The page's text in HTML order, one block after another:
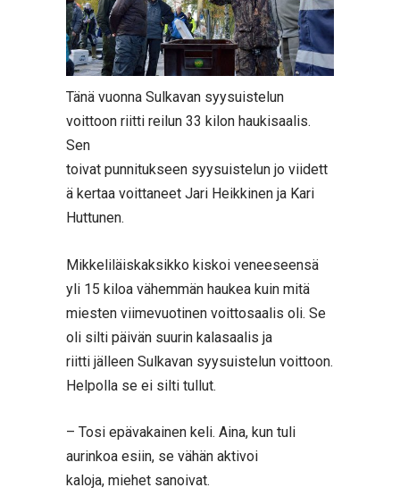
Tänä vuonna Sulkavan syysuistelun
voittoon riitti reilun 33 kilon haukisaalis.
Sen
toivat punnitukseen syysuistelun jo viidett
ä kertaa voittaneet Jari Heikkinen ja Kari
Huttunen.
Mikkeliläiskaksikko kiskoi veneeseensä
yli 15 kiloa vähemmän haukea kuin mitä
miesten viimevuotinen voittosaalis oli. Se
oli silti päivän suurin kalasaalis ja
riitti jälleen Sulkavan syysuistelun voittoon.
Helpolla se ei silti tullut.
– Tosi epävakainen keli. Aina, kun tuli
aurinkoa esiin, se vähän aktivoi
kaloja, miehet sanoivat.